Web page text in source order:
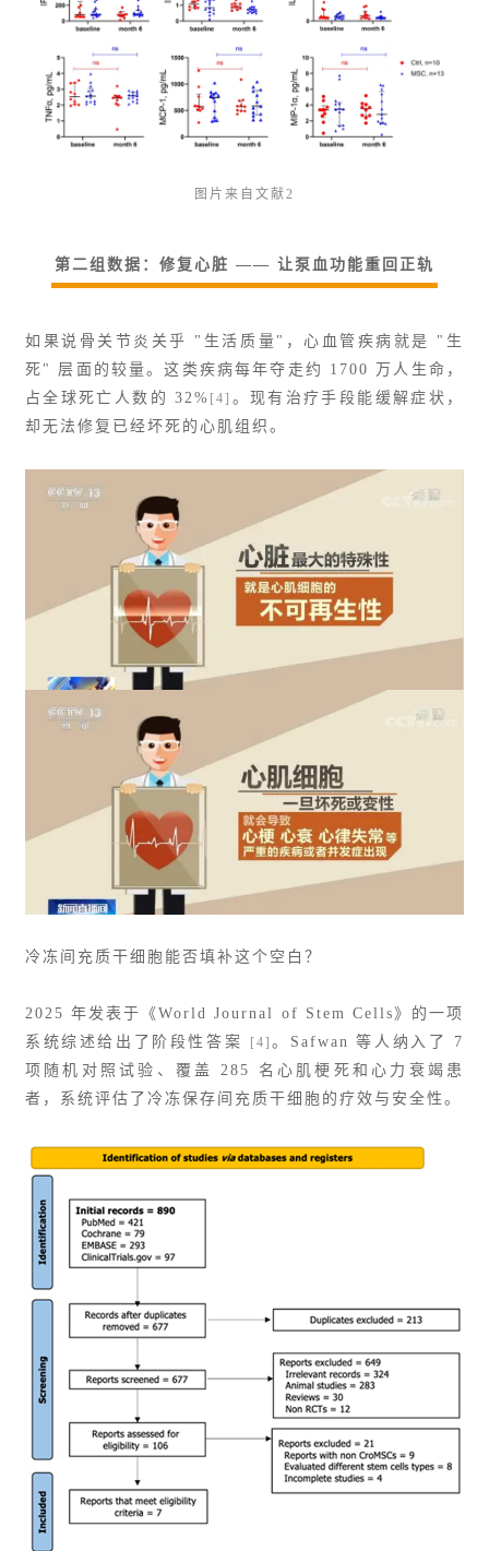
图片来自文献2
第二组数据：修复心脏 —— 让泵血功能重回正轨
如果说骨关节炎关乎 "生活质量"，心血管疾病就是 "生
死" 层面的较量。这类疾病每年夺走约 1700 万人生命，
占全球死亡人数的 32% [4] 。现有治疗手段能缓解症状，
却无法修复已经坏死的心肌组织。
冷冻间充质干细胞能否填补这个空白？
2025 年发表于《World Journal of Stem Cells》的一项
系统综述给出了阶段性答案
[4] 。Safwan 等人纳入了 7
项随机对照试验、覆盖 285 名心肌梗死和心力衰竭患
者，系统评估了冷冻保存间充质干细胞的疗效与安全性。